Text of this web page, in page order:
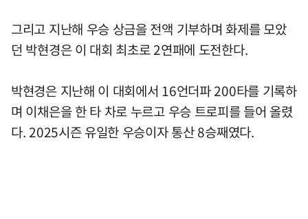
그리고 지난해 우승 상금을 전액 기부하며 화제를 모았
던 박현경은 이 대회 최초로 2연패에 도전한다.
박현경은 지난해 이 대회에서 16언더파 200타를 기록하
며 이채은을 한 타 차로 누르고 우승 트로피를 들어 올렸
다. 2025시즌 유일한 우승이자 통산 8승째였다.